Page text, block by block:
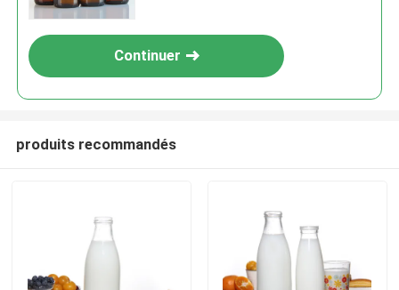
Continuer
produits recommandés